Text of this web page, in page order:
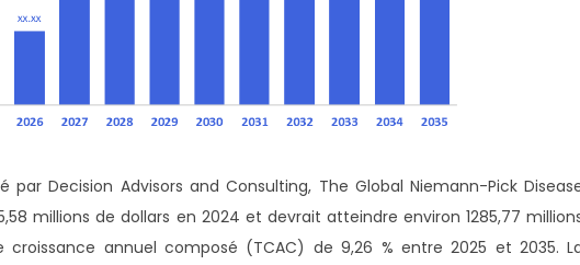
Decision Advisors and Consulting, The Global Niemann-Pick
millions de dollars en 2024 et devrait atteindre environ 1285,77
annuel composé (TCAC) de 9,26 % entre 2025 et 2035.